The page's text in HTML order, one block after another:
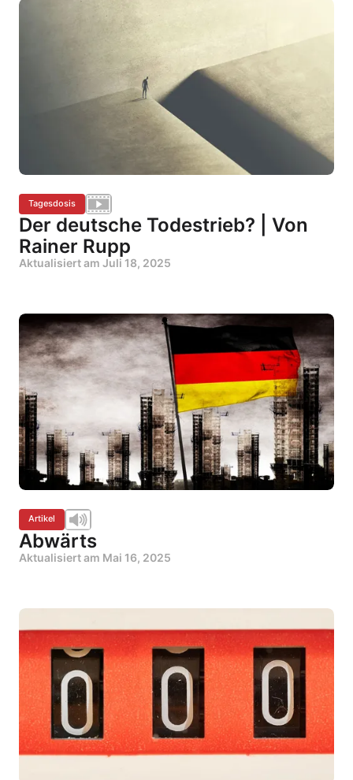
Tagesdosis
Der deutsche Todestrieb? | Von
Rainer Rupp
Aktualisiert am Juli 18, 2025
Artikel
Abwärts
Aktualisiert am Mai 16, 2025